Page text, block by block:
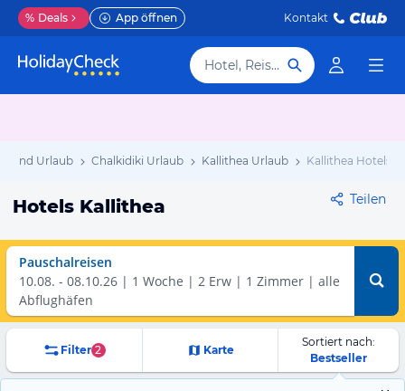
% Deals App öffnen Kontakt
Hotel, Reiseziel
Urlaub Chalkidiki Urlaub Kallithea Urlaub Kallithea Hotels
Hotels Kallithea Teilen
Pauschalreisen
10.08. - 08.10.26 1 Woche 2 Erw | 1 Zimmer
alle
Abflughäfen
Filter 2 Karte
Sortiert nach:
Bestseller